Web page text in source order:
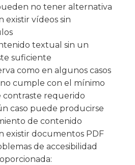
no tener alternativa
existir vídeos sin
textual sin un
suficiente
como en algunos casos
cumple con el mínimo
contraste requerido
caso puede producirse
de contenido
existir documentos PDF
de accesibilidad